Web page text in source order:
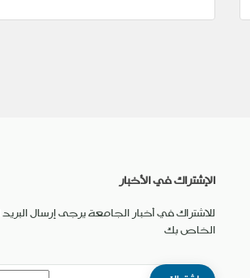
الإشتراك في الأخبار
للاشتراك في أخبار الجامعة يرجى إرسال
الخاص بك